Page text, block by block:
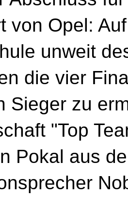
von Opel:
unweit
die vier
Sieger zu
"Top
Pokal aus